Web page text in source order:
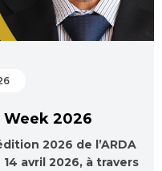
Week 2026
2026 de l’ARDA
avril 2026, à travers